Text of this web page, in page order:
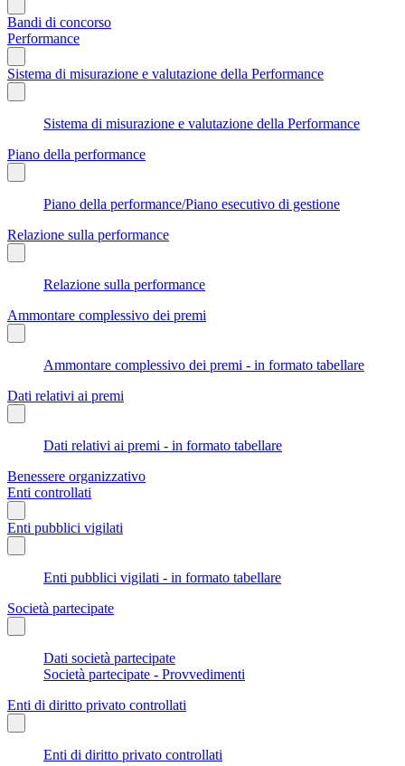
Bandi di concorso
Performance
Sistema di misurazione e valutazione della Performance
Sistema di misurazione e valutazione della Performance
Piano della performance
Piano della performance/Piano esecutivo di gestione
Relazione sulla performance
Relazione sulla performance
Ammontare complessivo dei premi
Ammontare complessivo dei premi - in formato tabellare
Dati relativi ai premi
Dati relativi ai premi - in formato tabellare
Benessere organizzativo
Enti controllati
Enti pubblici vigilati
Enti pubblici vigilati - in formato tabellare
Società partecipate
Dati società partecipate
Società partecipate - Provvedimenti
Enti di diritto privato controllati
Enti di diritto privato controllati